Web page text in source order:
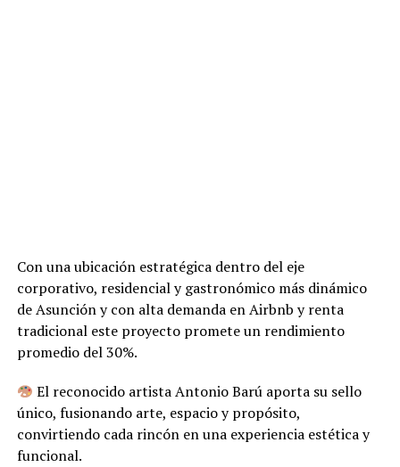
Con una ubicación estratégica dentro del eje
corporativo, residencial y gastronómico más dinámico
de Asunción y con alta demanda en Airbnb y renta
tradicional este proyecto promete un rendimiento
promedio del 30%.
El reconocido artista Antonio Barú aporta su sello
único, fusionando arte, espacio y propósito,
convirtiendo cada rincón en una experiencia estética y
funcional.